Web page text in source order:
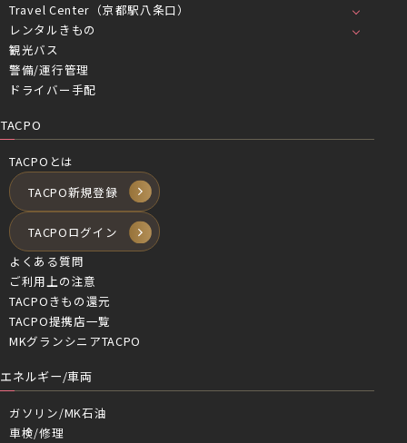
Travel Center（京都駅八条口）
レンタルきもの
観光バス
警備/運行管理
ドライバー手配
TACPO
TACPOとは
TACPO新規登録
TACPOログイン
よくある質問
ご利用上の注意
TACPOきもの還元
TACPO提携店一覧
MKグランシニアTACPO
エネルギー/車両
ガソリン/MK石油
車検/修理